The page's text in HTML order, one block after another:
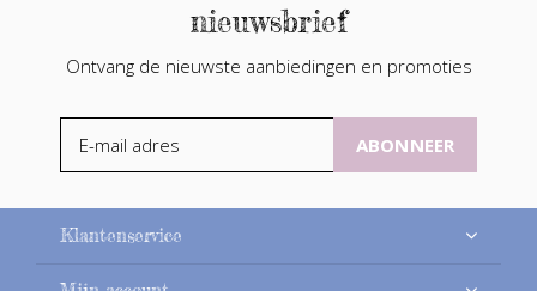
nieuwsbrief
Ontvang de nieuwste aanbiedingen en promoties
ABONNEER
Klantenservice